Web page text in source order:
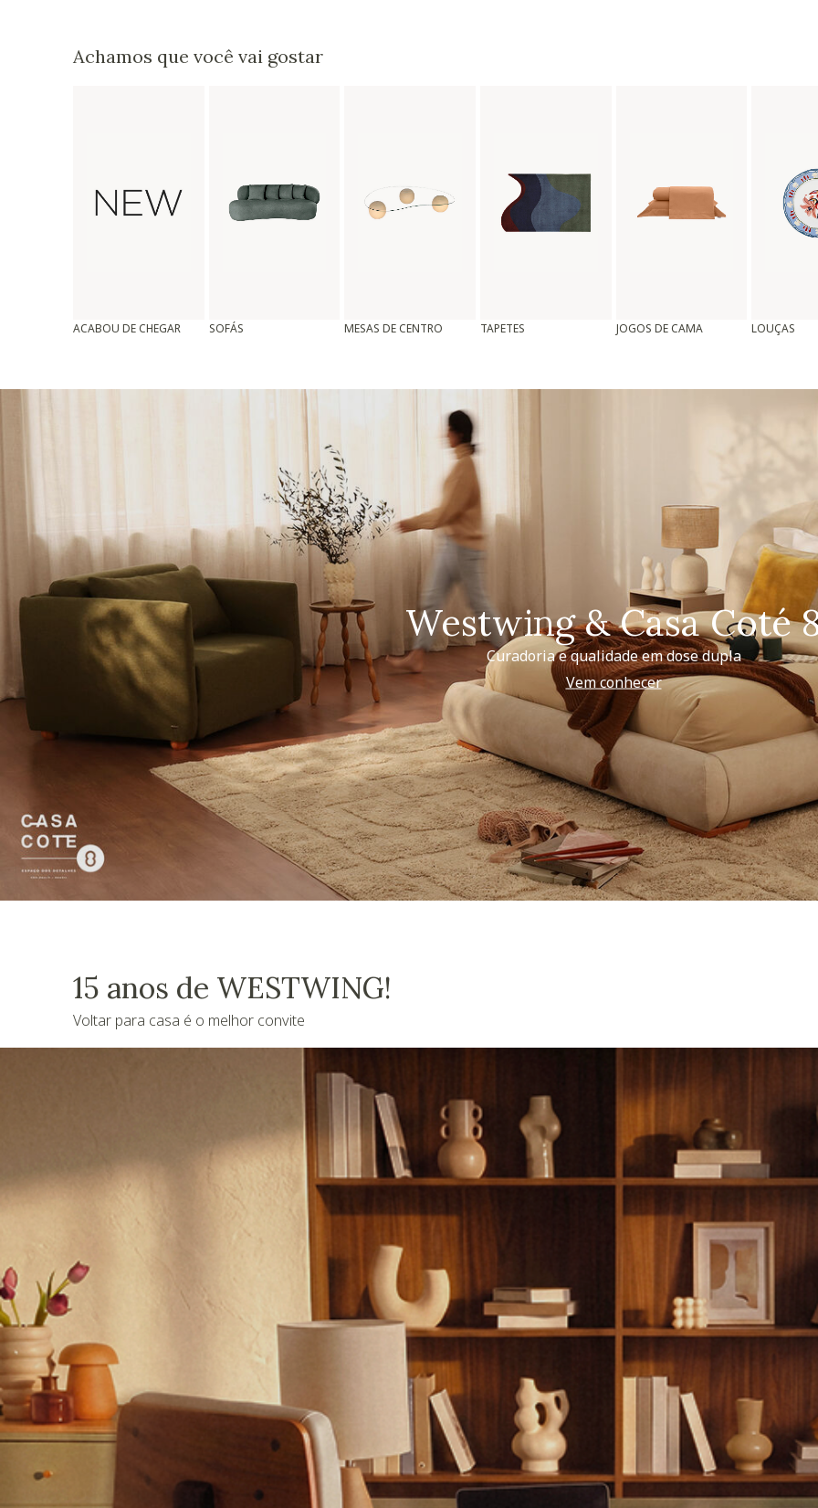
Achamos que você vai gostar
ACABOU DE CHEGAR SOFÁS MESAS DE CENTRO TAPETES JOGOS DE CAMA LOUÇAS
Westwing & Casa Coté
Curadoria e qualidade em dose dupla
Vem conhecer
15 anos de WESTWING!
Voltar para casa é o melhor convite